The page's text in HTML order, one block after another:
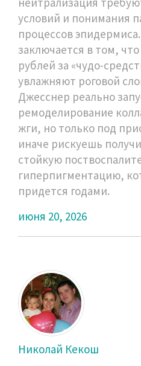
условий и понимания
процессов
заключается в том,
рублей за «чудо-
увлажняют роговой
Джесснер реально
ремоделирование
жги, но только под
иначе рискуешь
стойкую
гиперпигментацию,
придется годами.
июня 20, 2026
Николай Кекош